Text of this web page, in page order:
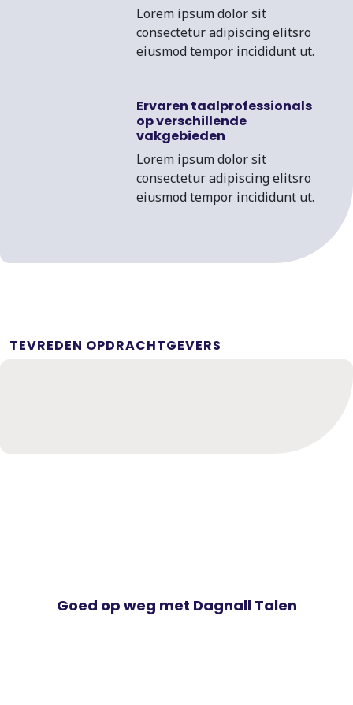
Lorem ipsum dolor sit
consectetur adipiscing elitsro
eiusmod tempor incididunt ut.
Ervaren taalprofessionals
op verschillende
vakgebieden
Lorem ipsum dolor sit
consectetur adipiscing elitsro
eiusmod tempor incididunt ut.
TEVREDEN OPDRACHTGEVERS
Goed op weg met Dagnall Talen